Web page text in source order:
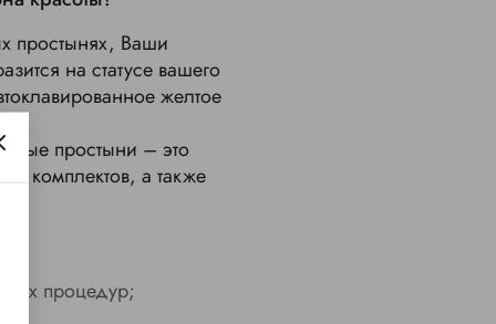
простынях, Ваши
на статусе вашего
желтое
простыни – это
комплектов, а также
процедур;